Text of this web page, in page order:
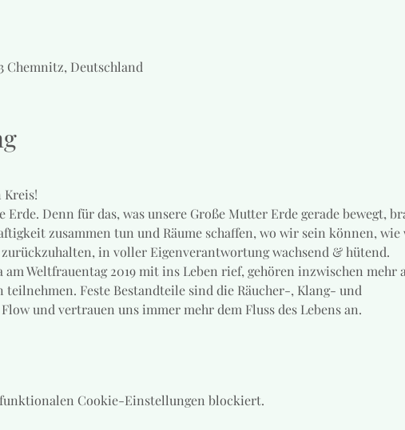
Chemnitz, Deutschland
Kreis!
Denn für das, was unsere Große Mutter Erde gerade bewegt,
zusammen tun und Räume schaffen, wo wir sein können,
in voller Eigenverantwortung wachsend & hütend.
Weltfrauentag 2019 mit ins Leben rief, gehören inzwischen mehr
teilnehmen. Feste Bestandteile sind die Räucher-, Klang- und
und vertrauen uns immer mehr dem Fluss des Lebens an.
Cookie-Einstellungen blockiert.